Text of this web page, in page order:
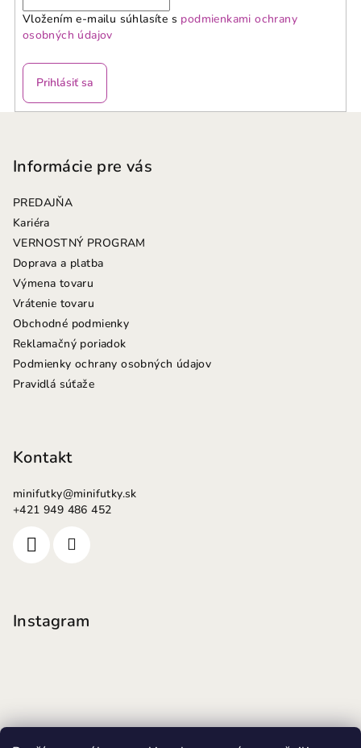
Vložením e-mailu súhlasíte s podmienkami ochrany
osobných údajov
Prihlásiť sa
Informácie pre vás
PREDAJŇA
Kariéra
VERNOSTNÝ PROGRAM
Doprava a platba
Výmena tovaru
Vrátenie tovaru
Obchodné podmienky
Reklamačný poriadok
Podmienky ochrany osobných údajov
Pravidlá súťaže
Kontakt
minifutky@minifutky.sk
+421 949 486 452
Instagram